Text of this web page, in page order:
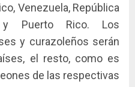
Venezuela, República
y Puerto Rico. Los
y curazoleños serán
el resto, como es
de las respectivas